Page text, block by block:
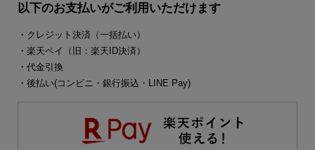
以下のお支払いがご利用いただけます
・クレジット決済（一括払い）
・楽天ペイ（旧：楽天ID決済）
・代金引換
・後払い(コンビニ・銀行振込・LINE Pay)